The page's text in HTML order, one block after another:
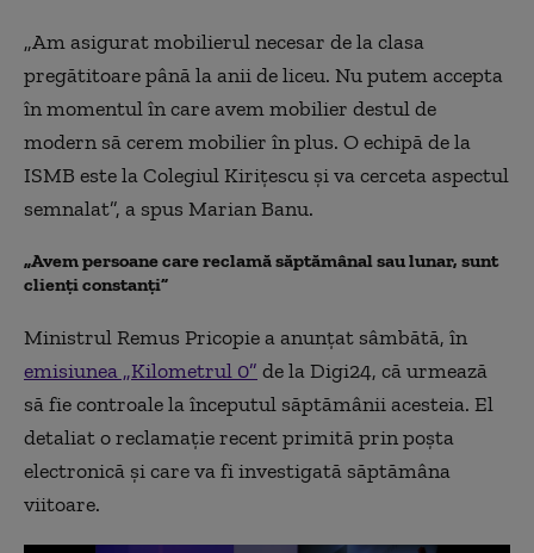
„Am asigurat mobilierul necesar de la clasa
pregătitoare până la anii de liceu. Nu putem accepta
în momentul în care avem mobilier destul de
modern să cerem mobilier în plus. O echipă de la
ISMB este la Colegiul Kiriţescu şi va cerceta aspectul
semnalat”, a spus Marian Banu.
„Avem persoane care reclamă săptămânal sau lunar, sunt
clienți constanți”
Ministrul Remus Pricopie a anunțat sâmbătă, în
emisiunea „Kilometrul 0” de la Digi24, că urmează
să fie controale la începutul săptămânii acesteia. El
detaliat o reclamație recent primită prin poșta
electronică și care va fi investigată săptămâna
viitoare.